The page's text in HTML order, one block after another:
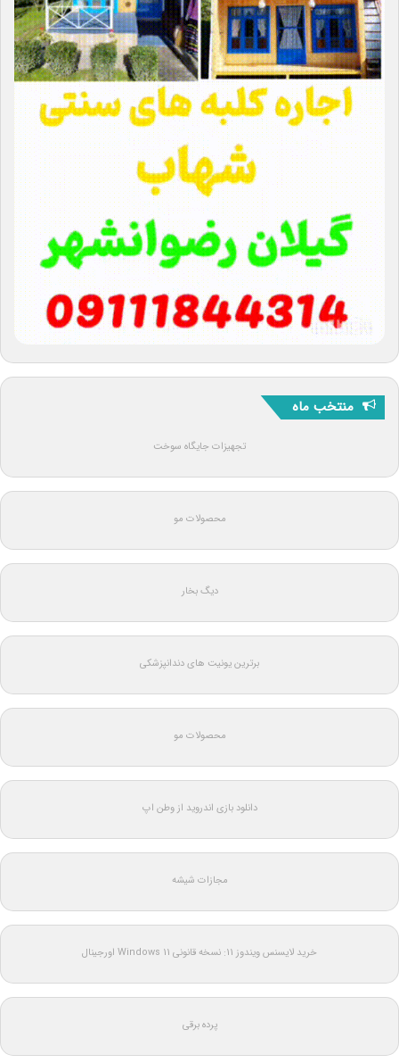
منتخب ماه
تجهیزات جایگاه سوخت
محصولات مو
دیگ بخار
برترین یونیت های دندانپزشکی
محصولات مو
دانلود بازی اندروید از وطن اپ
مجازات شیشه
خرید لایسنس ویندوز 11: نسخه قانونی Windows 11 اورجینال
پرده برقی